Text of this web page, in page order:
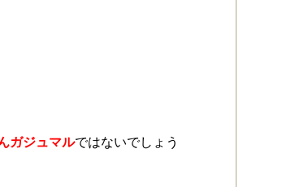
ガジュマルではないでしょう